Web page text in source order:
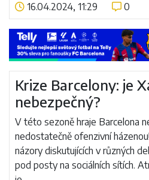
16.04.2024, 11:29
0
Číst více
Krize Barcelony: je
nebezpečný?
V této sezoně hraje Barcelona
nedostatečně ofenzivní
názory diskutujících v různých
pod posty na sociálních sítích.